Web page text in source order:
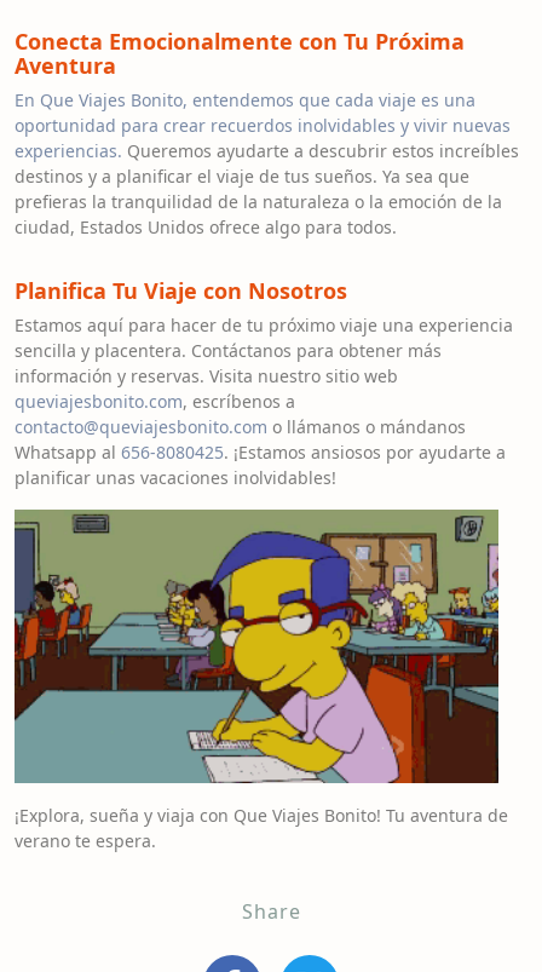
Conecta Emocionalmente con Tu Próxima
Aventura
En Que Viajes Bonito, entendemos que cada viaje es una
oportunidad para crear recuerdos inolvidables y vivir nuevas
experiencias. Queremos ayudarte a descubrir estos increíbles
destinos y a planificar el viaje de tus sueños. Ya sea que
prefieras la tranquilidad de la naturaleza o la emoción de la
ciudad, Estados Unidos ofrece algo para todos.
Planifica Tu Viaje con Nosotros
Estamos aquí para hacer de tu próximo viaje una experiencia
sencilla y placentera. Contáctanos para obtener más
información y reservas. Visita nuestro sitio web
queviajesbonito.com, escríbenos a
contacto@queviajesbonito.com o llámanos o mándanos
Whatsapp al 656-8080425. ¡Estamos ansiosos por ayudarte a
planificar unas vacaciones inolvidables!
¡Explora, sueña y viaja con Que Viajes Bonito! Tu aventura de
verano te espera.
Share